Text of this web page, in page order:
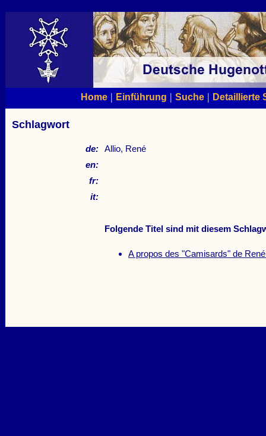
Home| Einführung | Suche| Detaillierte
Schlagwort
de: Allio, René
en:
fr:
it:
Folgende Titel sind mit diesem
A propos des "Camisards" de